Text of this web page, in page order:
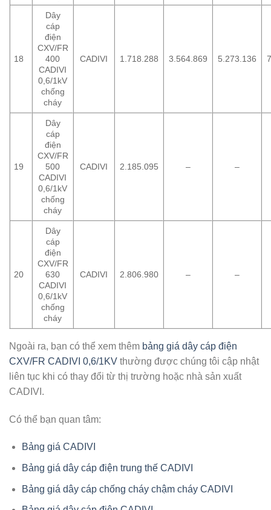
18
Dây
cáp
điện
CXV/FR
400
CADIVI
0,6/1kV
chống
cháy
CADIVI 1.718.288 3.564.869 5.273.136
19
Dây
cáp
điện
CXV/FR
500
CADIVI
0,6/1kV
chống
cháy
CADIVI 2.185.095 – –
20
Dây
cáp
điện
CXV/FR
630
CADIVI
0,6/1kV
chống
cháy
CADIVI 2.806.980 – –
Ngoài ra, bạn có thể xem thêm bảng giá dây cáp điện
CXV/FR CADIVI 0,6/1KV thường được chúng tôi cập nhật
liên tục khi có thay đổi từ thị trường hoặc nhà sản xuất
CADIVI.
Có thể bạn quan tâm:
Bảng giá CADIVI
Bảng giá dây cáp điện trung thế CADIVI
Bảng giá dây cáp chống cháy chậm cháy CADIVI